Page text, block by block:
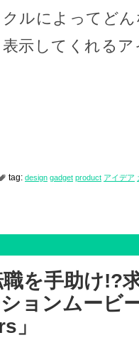
ルによってど
示してくれる
tag: design gadget product アイデア
を手助け!?
ョンムービ
」